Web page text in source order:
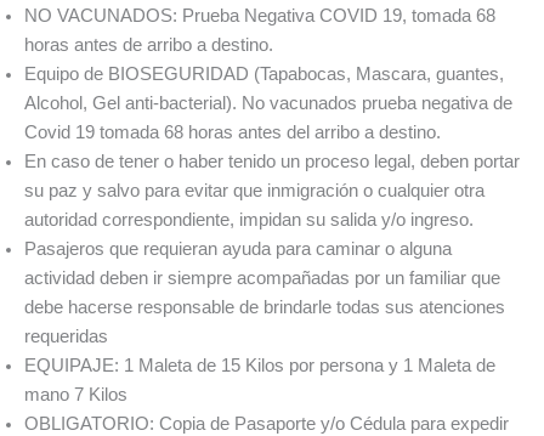
NO VACUNADOS: Prueba Negativa COVID 19, tomada 68
horas antes de arribo a destino.
Equipo de BIOSEGURIDAD (Tapabocas, Mascara, guantes,
Alcohol, Gel anti-bacterial). No vacunados prueba negativa de
Covid 19 tomada 68 horas antes del arribo a destino.
En caso de tener o haber tenido un proceso legal, deben portar
su paz y salvo para evitar que inmigración o cualquier otra
autoridad correspondiente, impidan su salida y/o ingreso.
Pasajeros que requieran ayuda para caminar o alguna
actividad deben ir siempre acompañadas por un familiar que
debe hacerse responsable de brindarle todas sus atenciones
requeridas
EQUIPAJE: 1 Maleta de 15 Kilos por persona y 1 Maleta de
mano 7 Kilos
OBLIGATORIO: Copia de Pasaporte y/o Cédula para expedir